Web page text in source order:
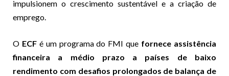
impulsionem o crescimento sustentável e a criação de
emprego.
O ECFé um programa do FMI que fornece assistência
financeira a médio prazo a países de baixo
rendimento com desafios prolongados de balança de